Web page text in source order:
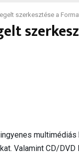
szerkesztése a
Valamint CD/